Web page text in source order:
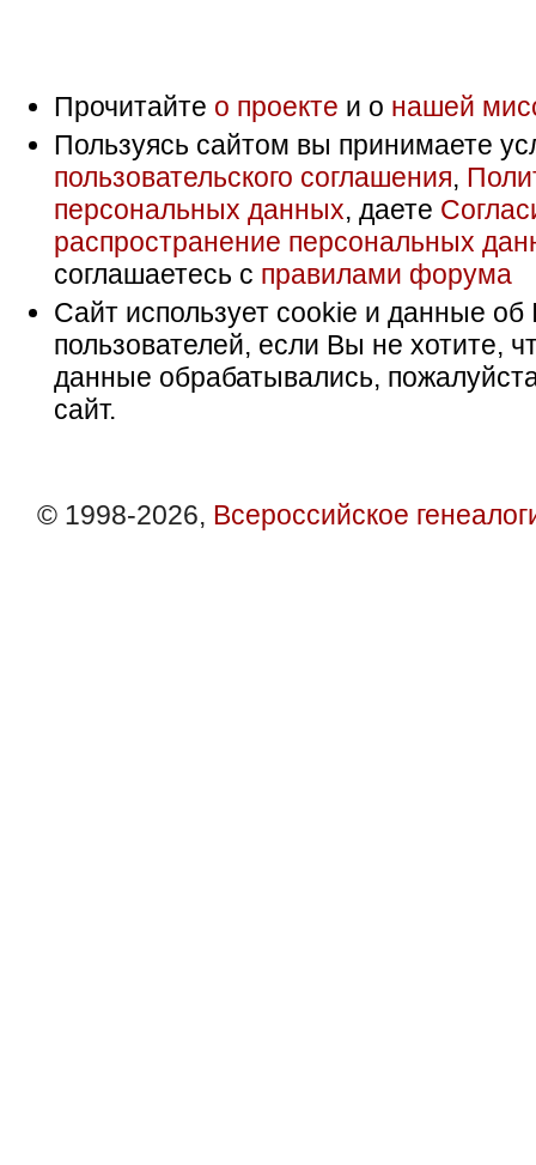
Прочитайте о проекте и о нашей
Пользуясь сайтом вы принимаете
пользовательского соглашения,
персональных данных, даете
распространение персональных
соглашаетесь с правилами форума
Сайт использует cookie и данные об
пользователей, если Вы не хотите,
данные обрабатывались,
сайт.
© 1998-2026, Всероссийское